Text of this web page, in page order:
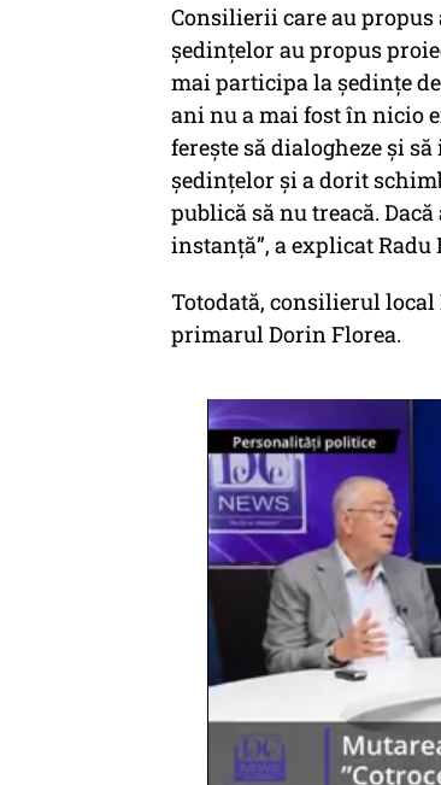
Consilierii care au
ședințelor au propus
mai participa la ședințe
ani nu a mai fost în nicio
ferește să dialogheze și
ședințelor și a dorit
publică să nu treacă.
instanță”, a explicat Radu
Totodată, consilierul
primarul Dorin Florea.